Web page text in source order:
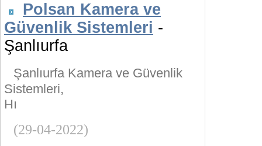
Polsan Kamera ve
Güvenlik Sistemleri -
Şanlıurfa
Şanlıurfa Kamera ve Güvenlik
Sistemleri,
Hı
(29-04-2022)